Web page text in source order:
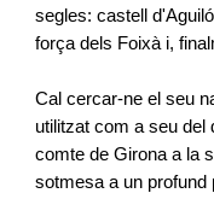
segles: castell
força dels Foixà i,
Cal cercar-ne el seu
utilitzat com a seu del
comte de Girona a la
sotmesa a un